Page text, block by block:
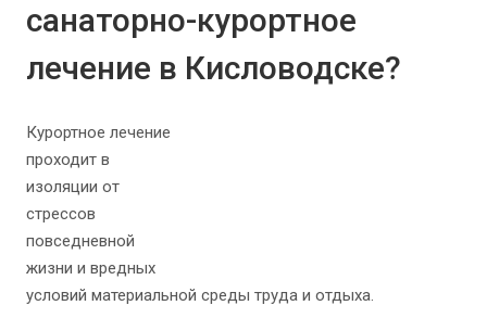
санаторно-курортное
лечение в Кисловодске?
Курортное лечение
проходит в
изоляции от
стрессов
повседневной
жизни и вредных
условий материальной среды труда и отдыха.